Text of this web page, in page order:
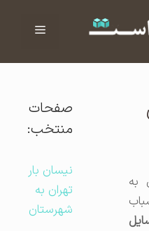
فهرست
صفحات
منتخب:
نیسان بار
تهران به
شهرستان